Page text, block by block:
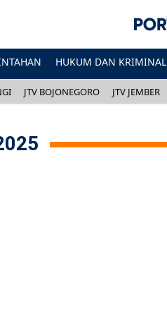
HUKUM DAN KRIMINAL
JTV BOJONEGORO JTV JEMBER